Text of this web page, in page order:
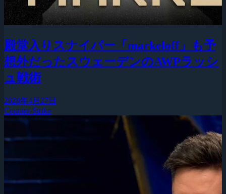
殿堂入りスナイパー「markeloff」も予
想外だったスウェーデンのAWPラッシ
ュ戦術
2026年4月27日
Counter-Strike